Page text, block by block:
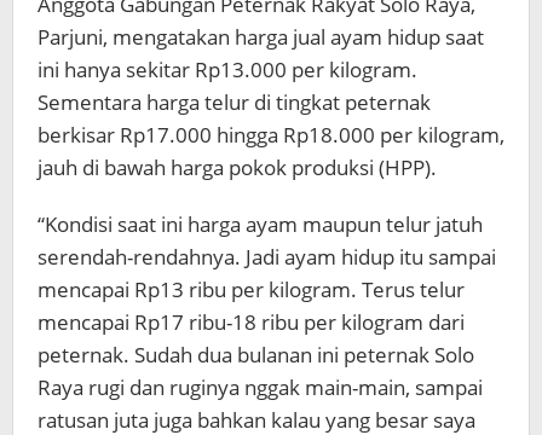
Parjuni, mengatakan harga jual ayam hidup saat
ini hanya sekitar Rp13.000 per kilogram.
Sementara harga telur di tingkat peternak
berkisar Rp17.000 hingga Rp18.000 per kilogram,
jauh di bawah harga pokok produksi (HPP).
“Kondisi saat ini harga ayam maupun telur jatuh
serendah-rendahnya. Jadi ayam hidup itu sampai
mencapai Rp13 ribu per kilogram. Terus telur
mencapai Rp17 ribu-18 ribu per kilogram dari
peternak. Sudah dua bulanan ini peternak Solo
Raya rugi dan ruginya nggak main-main, sampai
ratusan juta juga bahkan kalau yang besar saya